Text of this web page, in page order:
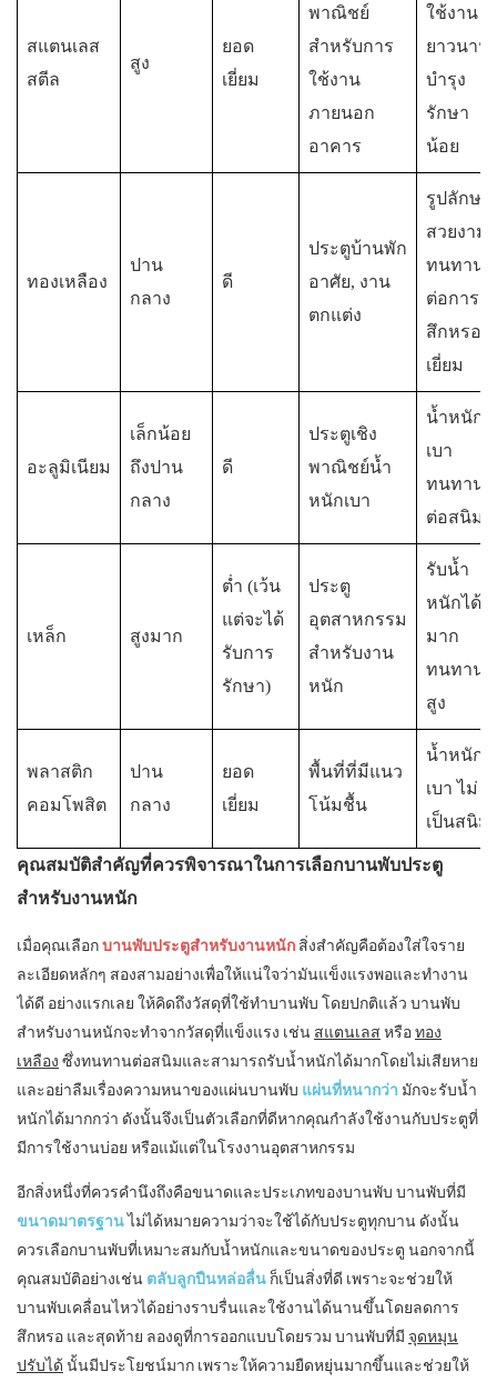
สแตนเลส
สตีล
สูง
ยอด
เยี่ยม
พาณิชย์
สำหรับการ
ใช้งาน
ภายนอก
อาคาร
ใช้งาน
ยาวนาน
บำรุง
รักษา
น้อย
ทองเหลือง
ปาน
กลาง
ดี
ประตูบ้านพัก
อาศัย, งาน
ตกแต่ง
รูปลักษณ์
สวยงาม
ทนทาน
ต่อการ
สึกหรอดี
เยี่ยม
อะลูมิเนียม
เล็กน้อย
ถึงปาน
กลาง
ดี
ประตูเชิง
พาณิชย์น้ำ
หนักเบา
น้ำหนัก
เบา
ทนทาน
ต่อสนิม
เหล็ก สูงมาก
ต่ำ (เว้น
แต่จะได้
รับการ
รักษา)
ประตู
อุตสาหกรรม
สำหรับงาน
หนัก
รับน้ำ
หนักได้
มาก
ทนทาน
สูง
พลาสติก
คอมโพสิต
ปาน
กลาง
ยอด
เยี่ยม
พื้นที่ที่มีแนว
โน้มชื้น
น้ำหนัก
เบา ไม่
เป็นสนิม
คุณสมบัติสำคัญที่ควรพิจารณาในการเลือกบานพับประตู
สำหรับงานหนัก
เมื่อคุณเลือกบานพับประตูสำหรับงานหนัก สิ่งสำคัญคือต้องใส่ใจราย
ละเอียดหลักๆ สองสามอย่างเพื่อให้แน่ใจว่ามันแข็งแรงพอและทำงาน
ได้ดี อย่างแรกเลย ให้คิดถึงวัสดุที่ใช้ทำบานพับ โดยปกติแล้ว บานพับ
สำหรับงานหนักจะทำจากวัสดุที่แข็งแรง เช่น สแตนเลส หรือทอง
เหลือง ซึ่งทนทานต่อสนิมและสามารถรับน้ำหนักได้มากโดยไม่เสียหาย
และอย่าลืมเรื่องความหนาของแผ่นบานพับ แผ่นที่หนากว่า มักจะรับน้ำ
หนักได้มากกว่า ดังนั้นจึงเป็นตัวเลือกที่ดีหากคุณกำลังใช้งานกับประตูที่
มีการใช้งานบ่อย หรือแม้แต่ในโรงงานอุตสาหกรรม
อีกสิ่งหนึ่งที่ควรคำนึงถึงคือขนาดและประเภทของบานพับ บานพับที่มี
ขนาดมาตรฐานไม่ได้หมายความว่าจะใช้ได้กับประตูทุกบาน ดังนั้น
ควรเลือกบานพับที่เหมาะสมกับน้ำหนักและขนาดของประตู นอกจากนี้
คุณสมบัติอย่างเช่น ตลับลูกปืนหล่อลื่น ก็เป็นสิ่งที่ดี เพราะจะช่วยให้
บานพับเคลื่อนไหวได้อย่างราบรื่นและใช้งานได้นานขึ้นโดยลดการ
สึกหรอ และสุดท้าย ลองดูที่การออกแบบโดยรวม บานพับที่มี จุดหมุน
ปรับได้ นั้นมีประโยชน์มาก เพราะให้ความยืดหยุ่นมากขึ้นและช่วยให้